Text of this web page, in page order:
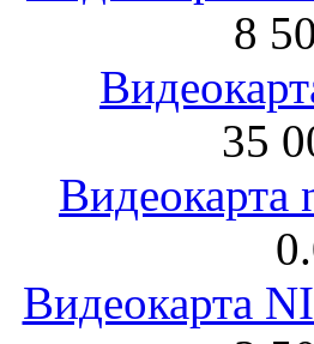
8
35
Видеокарта
Видеокарта